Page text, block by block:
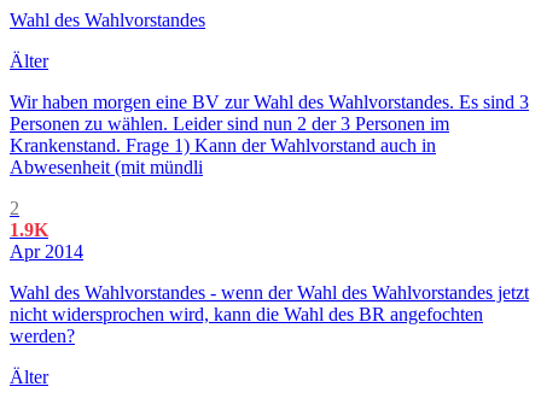
Wahl des Wahlvorstandes
Älter
Wir haben morgen eine BV zur Wahl des Wahlvorstandes. Es sind 3
Personen zu wählen. Leider sind nun 2 der 3 Personen im
Krankenstand. Frage 1) Kann der Wahlvorstand auch in
Abwesenheit (mit mündli
2
1.9K
Apr 2014
Wahl des Wahlvorstandes - wenn der Wahl des Wahlvorstandes jetzt
nicht widersprochen wird, kann die Wahl des BR angefochten
werden?
Älter